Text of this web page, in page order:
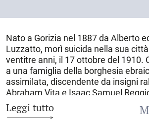
Nato a Gorizia nel 1887da Alberto
Luzzatto, morì suicida nella sua
ventitre anni, il 17 ottobre del 1910.
a una famiglia della borghesia
assimilata, discendente da insigni
Abraham Vita e Isaac Samuel
presso il severo Staatsgymnasium
quale apprese la lingua tedesca, i
Leggi tutto